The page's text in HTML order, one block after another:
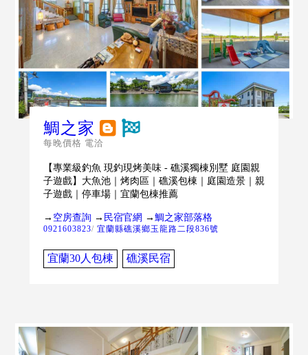
鯛之家
每晚價格 電洽
【專業級釣魚 現釣現烤美味 - 礁溪獨棟別墅 庭園親
子遊戲】大魚池｜烤肉區｜礁溪包棟｜庭園造景｜親
子遊戲｜停車場｜宜蘭包棟推薦
→ 空房查詢→ 民宿官網 →鯛之家部落格
0921603823/ 宜蘭縣礁溪鄉玉龍路二段836號
宜蘭30人包棟 礁溪民宿